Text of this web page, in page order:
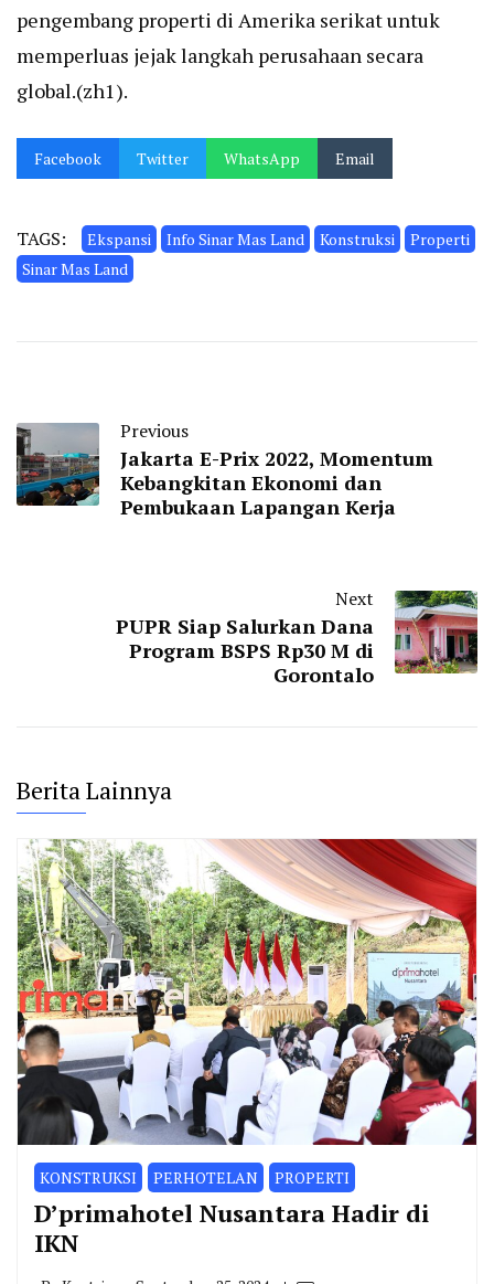
pengembang properti di Amerika serikat untuk
memperluas jejak langkah perusahaan secara
global.(zh1).
Facebook Twitter WhatsApp Email
TAGS: Ekspansi Info Sinar Mas Land Konstruksi
Properti
Sinar Mas Land
Previous
Jakarta E-Prix 2022, Momentum
Kebangkitan Ekonomi dan
Pembukaan Lapangan Kerja
Next
PUPR Siap Salurkan Dana
Program BSPS Rp30 M di
Gorontalo
Berita Lainnya
KONSTRUKSI PERHOTELAN PROPERTI
D’primahotel Nusantara Hadir di
IKN